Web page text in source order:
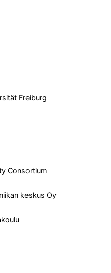
Freiburg
Consortium
keskus Oy